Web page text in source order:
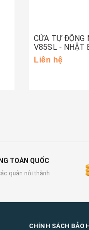
CỬA TỰ ĐỘNG
V85SL - NHẬT
Liên hệ
TOÀN QUỐC
quận nội thành
CHÍNH SÁCH BẢO